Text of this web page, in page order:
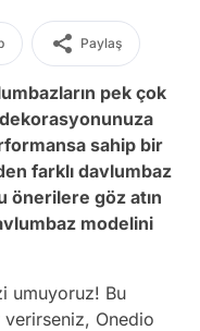
Paylaş
pek çok
sahip bir
farklı davlumbaz
önerilere göz atın
modelini
umuyoruz! Bu
Onedio